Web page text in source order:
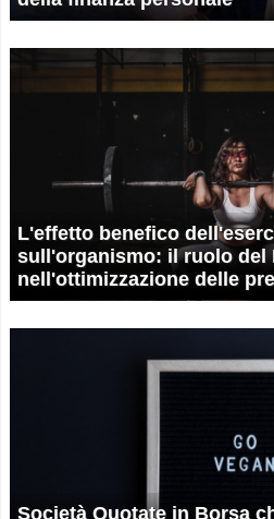
L'effetto benefico
sull'organismo: il ruolo del
nell'ottimizzazione delle
Società Quotate in Borsa